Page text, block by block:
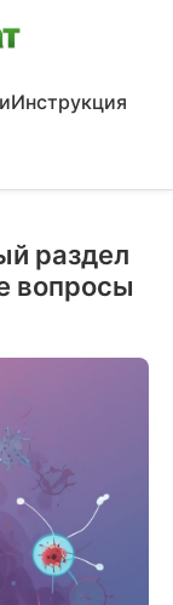
Инструкция
раздел
вопросы